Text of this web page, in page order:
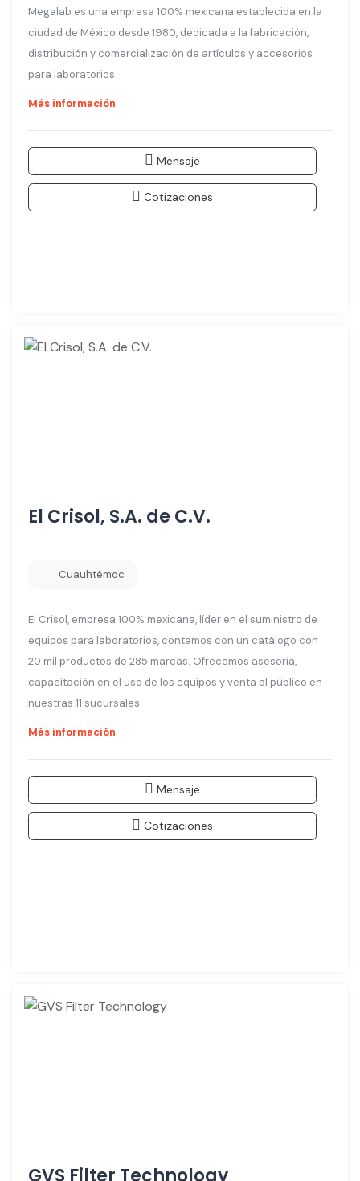
Megalab es una empresa 100% mexicana establecida en la
ciudad de México desde 1980, dedicada a la fabricación,
distribución y comercialización de artículos y accesorios
para laboratorios
Más información
Mensaje
Cotizaciones
El Crisol, S.A. de C.V.
Cuauhtémoc
El Crisol, empresa 100% mexicana, líder en el suministro de
equipos para laboratorios, contamos con un catálogo con
20 mil productos de 285 marcas. Ofrecemos asesoría,
capacitación en el uso de los equipos y venta al público en
nuestras 11 sucursales
Más información
Mensaje
Cotizaciones
GVS Filter Technology